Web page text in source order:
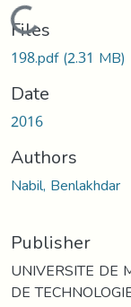
Loading...
Files
198.pdf(2.31 MB)
Date
2016
Authors
Nabil, Benlakhdar
Publisher
UNIVERSITE DE
DE